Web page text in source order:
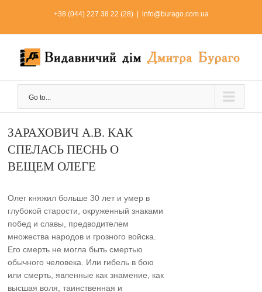
+38 (044) 227 38 22 (28) info@burago.com.ua
Go to...
ЗАРАХОВИЧ А.В. КАК
СПЕЛАСЬ ПЕСНЬ О
ВЕЩЕМ ОЛЕГЕ
Олег княжил больше 30 лет и умер в
глубокой старости, окруженный знаками
побед и славы, предводителем
множества народов и грозного войска.
Его смерть не могла быть смертью
обычного человека. Или гибель в бою
или смерть, явленные как знамение, как
высшая воля, таинственная и